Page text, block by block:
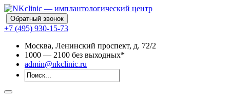
Обратный звонок
+7 (495) 930-15-73
Москва, Ленинский проспект, д. 72/2
1000 — 2100 без выходных*
admin@nkclinic.ru